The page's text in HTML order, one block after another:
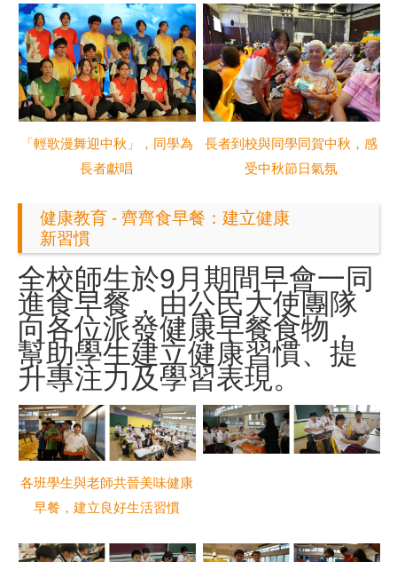
「輕歌漫舞迎中秋」，同學為
長者獻唱
長者到校與同學同賀中秋，感
受中秋節日氣氛
健康教育 - 齊齊食早餐：建立健康
新習慣
全校師生於9月 期間早會一同
進食早餐，由公民大使團隊
向各位派發健康早餐食物，
幫助學生建立健康習慣、提
升專注力及學習表現。
各班學生與老師共晉美味健康
早餐，建立良好生活習慣